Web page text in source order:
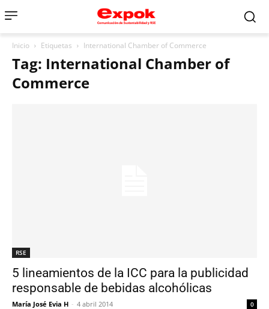
Inicio Etiquetas International Chamber of Commerce
Tag: International Chamber of
Commerce
RSE
5 lineamientos de la ICC para la publicidad
responsable de bebidas alcohólicas
María José Evia H - 4 abril 2014 0